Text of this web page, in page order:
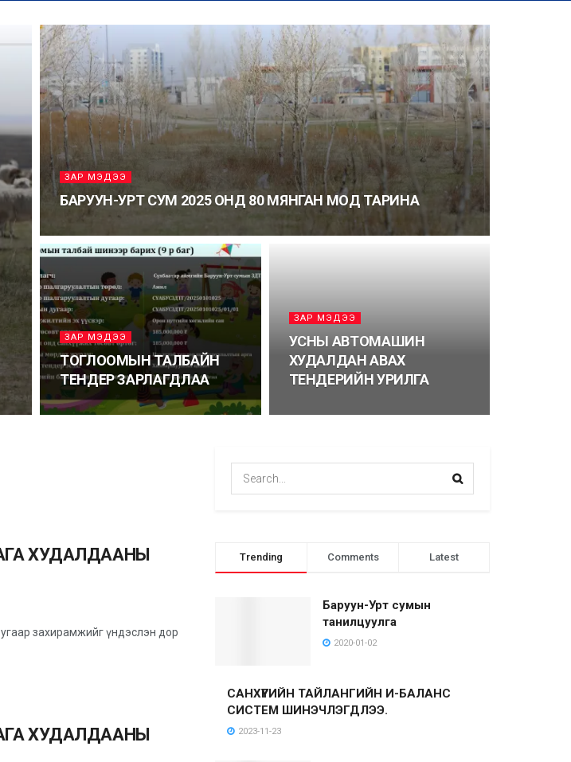
ЗАР МЭДЭЭ
БАРУУН-УРТ СУМ 2025 ОНД 80 МЯНГАН МОД ТАРИНА
ЗАР МЭДЭЭ
ТОГЛООМЫН ТАЛБАЙН
ТЕНДЕР ЗАРЛАГДЛАА
ЗАР МЭДЭЭ
УСНЫ АВТОМАШИН
ХУДАЛДАН АВАХ
ТЕНДЕРИЙН УРИЛГА
ХУДАЛДААНЫ
захирамжийг үндэслэн дор
ХУДАЛДААНЫ
Trending Comments Latest
Баруун-Урт сумын
танилцуулга
2020-01-02
САНХҮҮГИЙН ТАЙЛАНГИЙН И-БАЛАНС
СИСТЕМ ШИНЭЧЛЭГДЛЭЭ.
2023-11-23